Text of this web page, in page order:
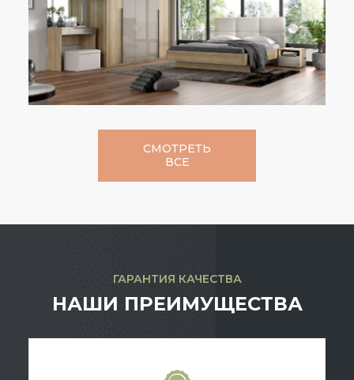
СМОТРЕТЬ
ВСЕ
ГАРАНТИЯ КАЧЕСТВА
НАШИ ПРЕИМУЩЕСТВА